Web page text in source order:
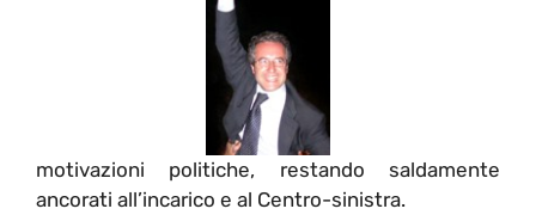
motivazioni politiche, restando saldamente
ancorati all’incarico e al Centro-sinistra.